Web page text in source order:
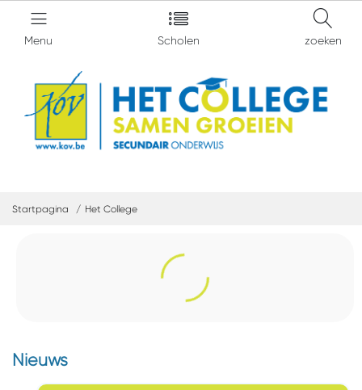
Menu Scholen zoeken
Startpagina Het College
Nieuws